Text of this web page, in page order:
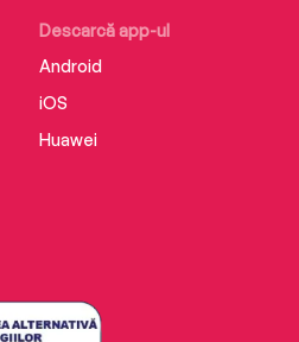
Descarcă app-ul
Android
iOS
Huawei